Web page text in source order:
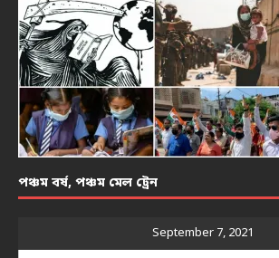
পঞ্চম বর্ষ, পঞ্চম মেল ট্রেন
September 7, 2021